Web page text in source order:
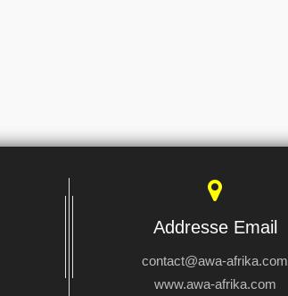
Addresse Email
contact@awa-afrika.com
www.awa-afrika.com